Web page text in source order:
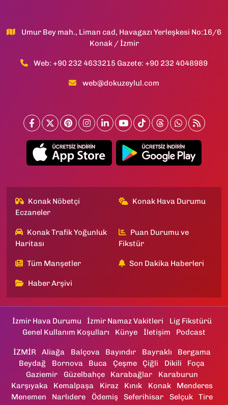
Umur Bey mah., Liman cad, Havagazı Yerleşkesi No:16/6
Konak / İzmir
Web: +90 232 4633215 Gazete: +90 232 4048989
web@dokuzeylul.com
Konak Nöbetçi
Eczaneler
Konak Hava Durumu
Konak Trafik Yoğunluk
Haritası
Puan Durumu ve
Fikstür
Tüm Manşetler Son Dakika Haberleri
Haber Arşivi
İzmir Hava Durumu İzmir Namaz Vakitleri
Lig Fikstürü
Genel Kullanım Koşulları
Künye İletişim Podcast
İZMİR Aliağa Balçova Bayındır Bayraklı
Bergama
Beydağ
Bornova Buca Çeşme Çiğli Dikili
Foça
Gaziemir
Güzelbahçe Karabağlar
Karaburun
Karşıyaka
Kemalpaşa Kiraz Kınık Konak
Menderes
Menemen
Narlıdere Ödemiş Seferihisar Selçuk
Tire